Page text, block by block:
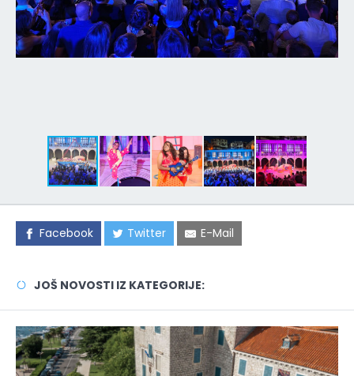
Facebook Twitter E-Mail
JOŠ NOVOSTI IZ KATEGORIJE: